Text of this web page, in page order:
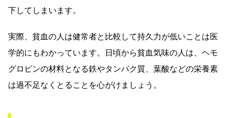
下してしまいます。
実際、貧血の人は健常者と比較して持久力が低いことは医
学的にもわかっています。日頃から貧血気味の人は、ヘモ
グロビンの材料となる鉄やタンパク質、葉酸などの栄養素
は過不足なくとることを心がけましょう。